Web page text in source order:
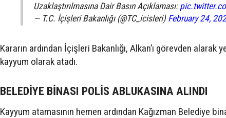
Uzaklaştırılmasına Dair Basın Açıklaması:
— T.C. İçişleri Bakanlığı (@TC_icisleri) February 24,
Kararın ardından İçişleri Bakanlığı, Alkan’ı görevden alarak
kayyum olarak atadı.
BELEDİYE BİNASI POLİS ABLUKASINA ALINDI
Kayyum atamasının hemen ardından Kağızman Belediye